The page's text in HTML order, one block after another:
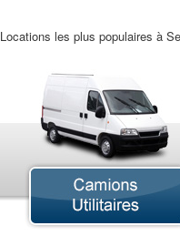
Locations les plus populaires à